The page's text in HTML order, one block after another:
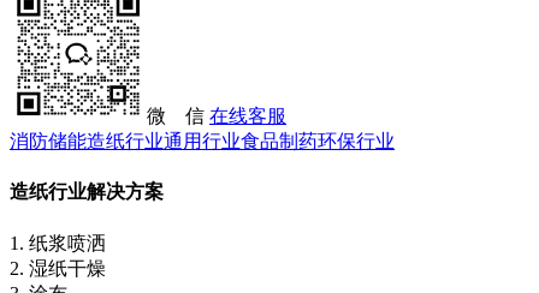
微 信 在线客服
消防储能造纸行业通用行业食品制药环保行业
造纸行业解决方案
1. 纸浆喷洒
2. 湿纸干燥